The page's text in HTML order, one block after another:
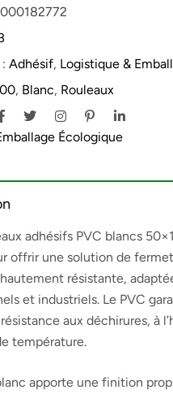
Adhésif, Logistique &
, Blanc, Rouleaux
Écologique
adhésifs PVC blancs
offrir une solution de
résistante,
et industriels. Le PVC
aux déchirures, à
température.
apporte une finition